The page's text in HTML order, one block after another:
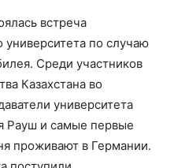
встреча
университета по случаю
Среди участников
Казахстана во
университета
Рауш и самые первые
проживают в Германии.